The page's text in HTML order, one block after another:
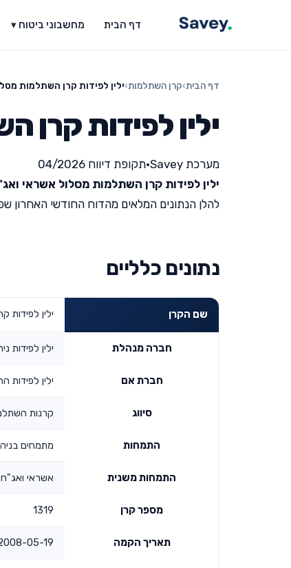
דף הבית מחשבוני ביטוח ▾
דף הבית›קרן השתלמות›ילין לפידות קרן השתלמות
ילין לפידות
מערכת Savey •תקופת דיווח 04/2026
ילין לפידות קרן השתלמות מסלול אשראי
להלן הנתונים המלאים מהדוח החודשי האחרון
נתונים כלליים
שם הקרן ילין
חברה מנהלת ילין לפידות
חברת אם ילין לפידות
סיווג קרנות
התמחות מתמחים
התמחות משנית אשראי ואג"ח
מספר קרן 1319
תאריך הקמה 05-19 00:00:00